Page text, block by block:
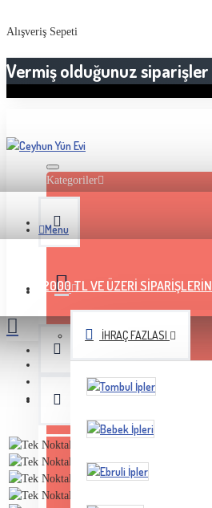
Alışveriş Sepeti
Vermiş olduğunuz
Kategoriler
Menu
İHRAÇ FAZLASI
2000 TL VE ÜZERI